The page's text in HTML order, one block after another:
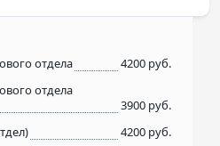
отдела
4200 руб.
отдела
3900 руб.
4200 руб.